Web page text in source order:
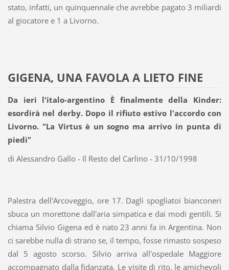
stato, infatti, un quinquennale che avrebbe pagato 3 miliardi
al giocatore e 1 a Livorno.
GIGENA, UNA FAVOLA A LIETO FINE
Da ieri l'italo-argentino È finalmente della Kinder:
esordirà nel derby. Dopo il rifiuto estivo l'accordo con
Livorno. "La Virtus è un sogno ma arrivo in punta di
piedi"
di Alessandro Gallo - Il Resto del Carlino - 31/10/1998
Palestra dell'Arcoveggio, ore 17. Dagli spogliatoi bianconeri
sbuca un morettone dall'aria simpatica e dai modi gentili. Si
chiama Silvio Gigena ed è nato 23 anni fa in Argentina. Non
ci sarebbe nulla di strano se, il tempo, fosse rimasto sospeso
dal 5 agosto scorso. Silvio arriva all'ospedale Maggiore
accompagnato dalla fidanzata. Le visite di rito, le amichevoli